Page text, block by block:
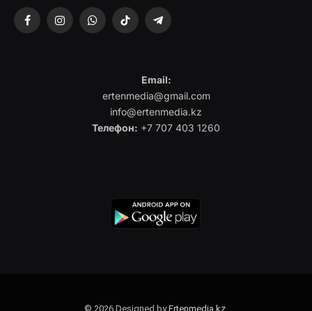
FacebookInstagramWhatsAppTikTok Telegram
Email:
ertenmedia@gmail.com
info@ertenmedia.kz
Телефон: +7 707 403 1260
© 2026 Designed byErtenmedia.kz